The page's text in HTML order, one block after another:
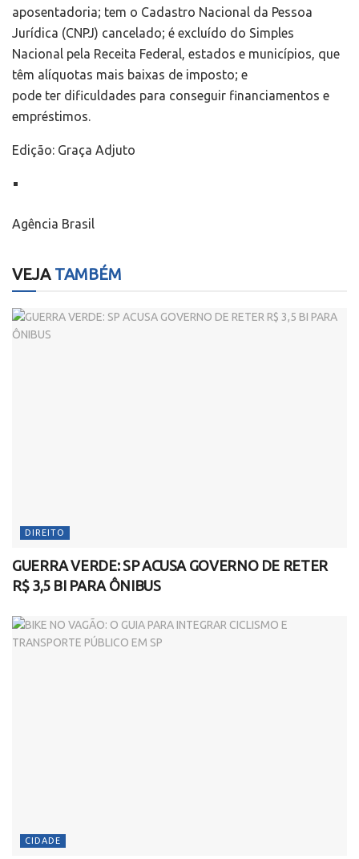
aposentadoria; tem o Cadastro Nacional da Pessoa
Jurídica (CNPJ) cancelado; é excluído do Simples
Nacional pela Receita Federal, estados e municípios, que
têm alíquotas mais baixas de imposto; e
pode ter dificuldades para conseguir financiamentos e
empréstimos.
Edição: Graça Adjuto
Agência Brasil
VEJATAMBÉM
DIREITO
GUERRA VERDE: SP ACUSA GOVERNO DE RETER
R$ 3,5 BI PARA ÔNIBUS
CIDADE